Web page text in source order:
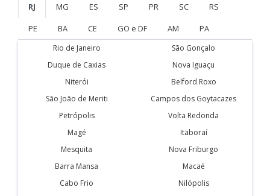
RJ MG ES SP PR SC
RS
PE
BA CE GO e DF AM PA
Rio de Janeiro
São Gonçalo
Duque de Caxias
Nova Iguaçu
Niterói
Belford Roxo
São João de Meriti
Campos dos Goytacazes
Petrópolis
Volta Redonda
Magé
Itaboraí
Mesquita
Nova Friburgo
Barra Mansa
Macaé
Cabo Frio
Nilópolis